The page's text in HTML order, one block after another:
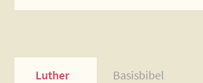
Luther Basisbibel